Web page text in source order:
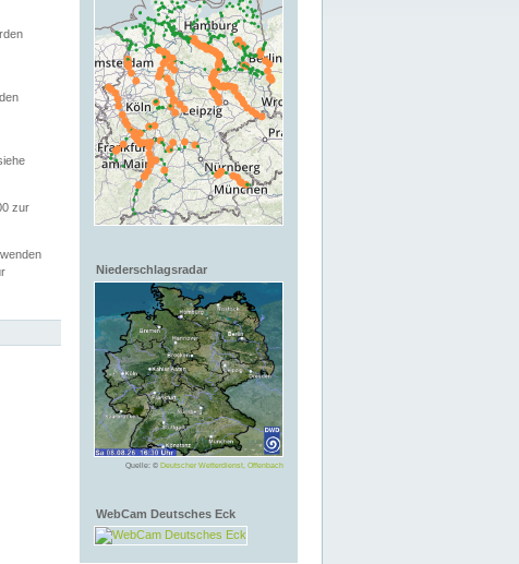
Niederschlagsradar
Quelle: © Deutscher Wetterdienst, Offenbach
WebCam Deutsches Eck
zur